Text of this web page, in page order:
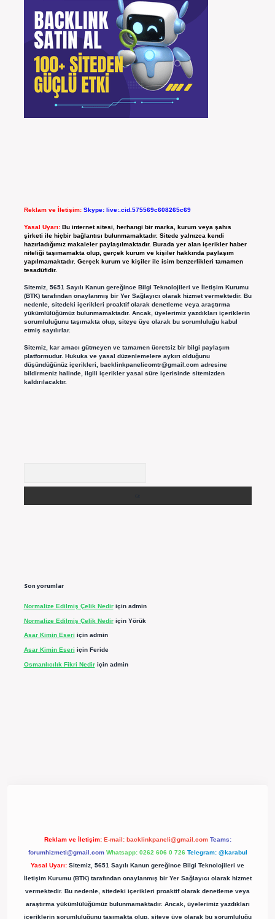
Reklam ve İletişim: Skype: live:.cid.575569c608265c69
Yasal Uyarı: Bu internet sitesi, herhangi bir marka, kurum veya şahıs
şirketi ile hiçbir bağlantısı bulunmamaktadır. Sitede yalnızca kendi
hazırladığımız makaleler paylaşılmaktadır. Burada yer alan içerikler haber
niteliği taşımamakta olup, gerçek kurum ve kişiler hakkında paylaşım
yapılmamaktadır. Gerçek kurum ve kişiler ile isim benzerlikleri tamamen
tesadüfidir.
Sitemiz, 5651 Sayılı Kanun gereğince Bilgi Teknolojileri ve İletişim Kurumu
(BTK) tarafından onaylanmış bir Yer Sağlayıcı olarak hizmet vermektedir. Bu
nedenle, sitedeki içerikleri proaktif olarak denetleme veya araştırma
yükümlülüğümüz bulunmamaktadır. Ancak, üyelerimiz yazdıkları içeriklerin
sorumluluğunu taşımakta olup, siteye üye olarak bu sorumluluğu kabul
etmiş sayılırlar.
Sitemiz, kar amacı gütmeyen ve tamamen ücretsiz bir bilgi paylaşım
platformudur. Hukuka ve yasal düzenlemelere aykırı olduğunu
düşündüğünüz içerikleri, backlinkpanelicomtr@gmail.comadresine
bildirmeniz halinde, ilgili içerikler yasal süre içerisinde sitemizden
kaldırılacaktır.
Son yorumlar
Normalize Edilmiş Çelik Nediriçin admin
Normalize Edilmiş Çelik Nediriçin Yörük
Asar Kimin Eseri için admin
Asar Kimin Eseri için Feride
Osmanlıcılık Fikri Nediriçin admin
Reklam ve İletişim: E-mail: backlinkpaneli@gmail.com Teams:
forumhizmeti@gmail.com Whatsapp: 0262 606 0 726 Telegram: @karabul
Yasal Uyarı: Sitemiz, 5651 Sayılı Kanun gereğince Bilgi Teknolojileri ve
İletişim Kurumu (BTK) tarafından onaylanmış bir Yer Sağlayıcı olarak hizmet
vermektedir. Bu nedenle, sitedeki içerikleri proaktif olarak denetleme veya
araştırma yükümlülüğümüz bulunmamaktadır. Ancak, üyelerimiz yazdıkları
içeriklerin sorumluluğunu taşımakta olup, siteye üye olarak bu sorumluluğu